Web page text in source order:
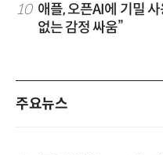
10 애플, 오픈AI에 기밀
없는 감정 싸움”
주요뉴스